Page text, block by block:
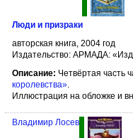
Люди и призраки
авторская книга, 2004 год
Издательство: АРМАДА:
Описание: Четвёртая часть
королевства»
Иллюстрация на обложке и
Владимир Лосев